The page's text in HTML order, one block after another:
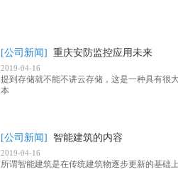
[公司新闻] 重庆安防监控应用未来
2019-04-16
提到存储就不能不讲云存储，这是一种具有很
本
[公司新闻] 智能建筑的内容
2019-04-16
所谓智能建筑是在传统建筑物逐步更新的基础